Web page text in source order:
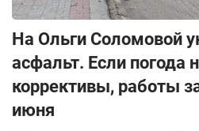
На Ольги Соломовой
асфальт. Если погода
коррективы, работы
июня